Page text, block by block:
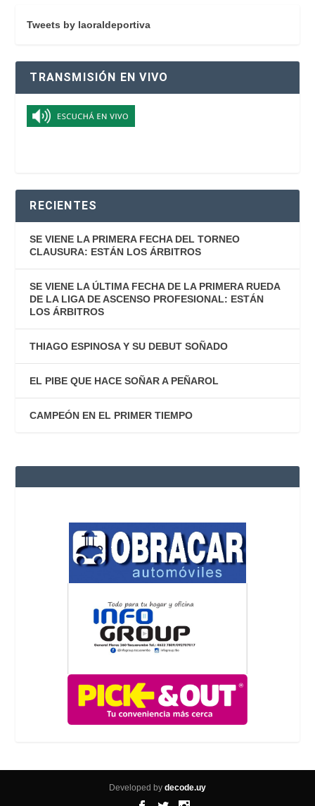
Tweets by laoraldeportiva
TRANSMISIÓN EN VIVO
RECIENTES
SE VIENE LA PRIMERA FECHA DEL TORNEO
CLAUSURA: ESTÁN LOS ÁRBITROS
SE VIENE LA ÚLTIMA FECHA DE LA PRIMERA RUEDA
DE LA LIGA DE ASCENSO PROFESIONAL: ESTÁN
LOS ÁRBITROS
THIAGO ESPINOSA Y SU DEBUT SOÑADO
EL PIBE QUE HACE SOÑAR A PEÑAROL
CAMPEÓN EN EL PRIMER TIEMPO
Developed by decode.uy